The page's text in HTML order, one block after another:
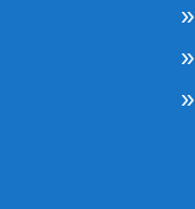
»
»
»